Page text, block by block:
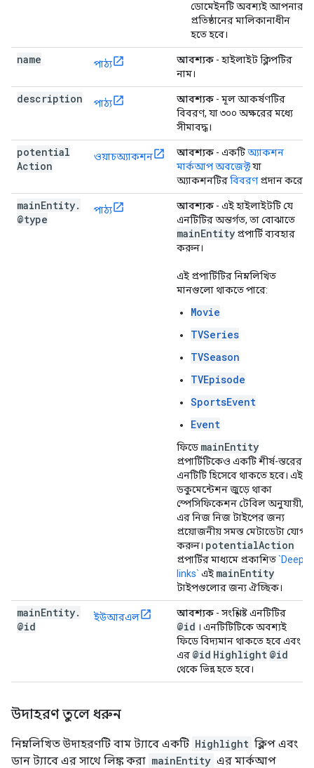
ডোমেইনটি অবশ্যই আপনার
প্রতিষ্ঠানের মালিকানাধীন
হতে হবে।
name পাঠ্য আবশ্যক - হাইলাইট ক্লিপটির
নাম।
description পাঠ্য আবশ্যক - মূল আকর্ষণটির
বিবরণ, যা ৩০০ অক্ষরের মধ্যে
সীমাবদ্ধ।
potential
Action
ওয়াচঅ্যাকশন আবশ্যক - একটিঅ্যাকশন
মার্কআপ অবজেক্টযা
অ্যাকশনটিরবিবরণপ্রদান করে।
mainEntity.
@type
পাঠ্য আবশ্যক - এই হাইলাইটটি যে
এনটিটির অন্তর্গত, তা বোঝাতে
mainEntity প্রপার্টি ব্যবহার
করুন।
এই প্রপার্টিটির নিম্নলিখিত
মানগুলো থাকতে পারে:
Movie
TVSeries
TVSeason
TVEpisode
SportsEvent
Event
ফিডে mainEntity
প্রপার্টিটিকেও একটি শীর্ষ-স্তরের
এনটিটি হিসেবে থাকতে হবে। এই
ডকুমেন্টেশন জুড়ে থাকা
স্পেসিফিকেশন টেবিল অনুযায়ী,
এর নিজ নিজ টাইপের জন্য
প্রয়োজনীয় সমস্ত মেটাডেটা যোগ
করুন। potentialAction
প্রপার্টির মাধ্যমে প্রকাশিত`Deep
links` এই mainEntity
টাইপগুলোর জন্য ঐচ্ছিক।
mainEntity.
@id
ইউআরএল আবশ্যক - সংশ্লিষ্ট এনটিটির
@id । এনটিটিটিকে অবশ্যই
ফিডে বিদ্যমান থাকতে হবে এবং
এর @id Highlight @id
থেকে ভিন্ন হতে হবে।
উদাহরণ তুলে ধরুন
নিম্নলিখিত উদাহরণটি বাম ট্যাবে একটি Highlight ক্লিপ এবং
ডান ট্যাবে এর সাথে লিঙ্ক করা mainEntity এর মার্কআপ